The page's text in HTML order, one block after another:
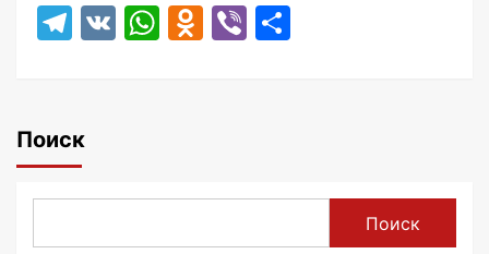
Telegram
VK WhatsApp
Odnoklassniki
Viber
Поиск
Поиск